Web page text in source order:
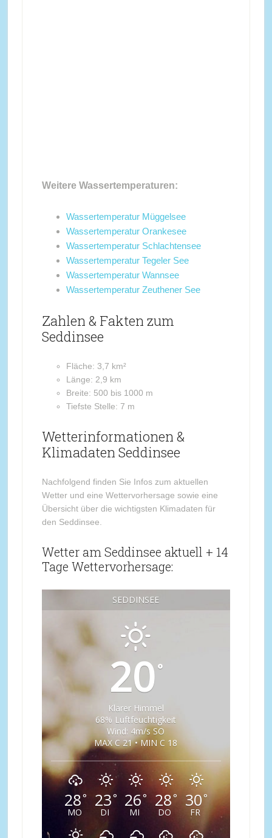
Weitere Wassertemperaturen:
Wassertemperatur Müggelsee
Wassertemperatur Orankesee
Wassertemperatur Schlachtensee
Wassertemperatur Tegeler See
Wassertemperatur Wannsee
Wassertemperatur Zeuthener See
Zahlen & Fakten zum
Seddinsee
Fläche: 3,7 km²
Länge: 2,9 km
Breite: 500 bis 1000 m
Tiefste Stelle: 7 m
Wetterinformationen &
Klimadaten Seddinsee
Nachfolgend finden Sie Infos zum aktuellen
Wetter und eine Wettervorhersage sowie eine
Übersicht über die wichtigsten Klimadaten für
den Seddinsee.
Wetter am Seddinsee aktuell + 14
Tage Wettervorhersage:
SEDDINSEE
20°
Klarer Himmel
68% Luftfeuchtigkeit
Wind: 4m/s SO
MAX C 21 • MIN C 18
28°
MO
23°
DI
26°
MI
28°
DO
30°
FR